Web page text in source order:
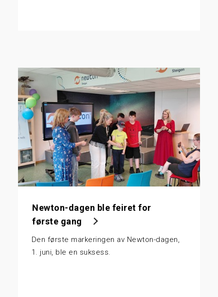
Newton-dagen ble feiret for
første gang
Den første markeringen av Newton-dagen,
1. juni, ble en suksess.